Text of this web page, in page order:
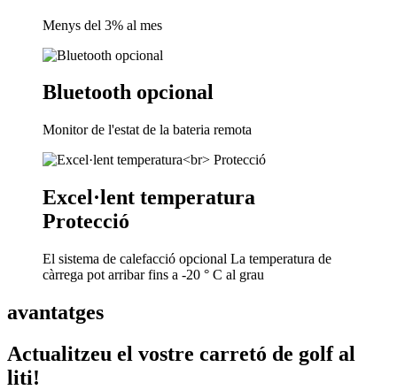
Menys del 3% al mes
Bluetooth opcional
Monitor de l'estat de la bateria remota
Excel·lent temperatura
Protecció
El sistema de calefacció opcional La temperatura de
càrrega pot arribar fins a -20 ° C al grau
avantatges
Actualitzeu el vostre carretó de golf al
liti!